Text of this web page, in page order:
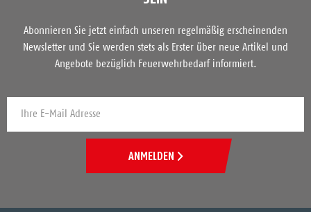
Abonnieren Sie jetzt einfach unseren regelmäßig erscheinenden
Newsletter und Sie werden stets als Erster über neue Artikel und
Angebote bezüglich Feuerwehrbedarf informiert.
ANMELDEN